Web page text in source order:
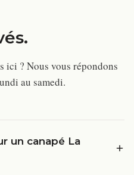
ici ? Nous vous répondons
au samedi.
un canapé La